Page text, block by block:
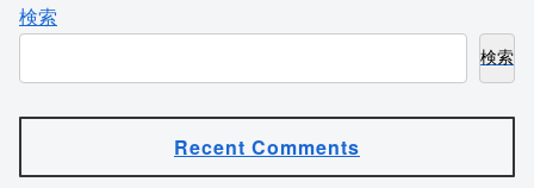
検索
検索
Recent Comments